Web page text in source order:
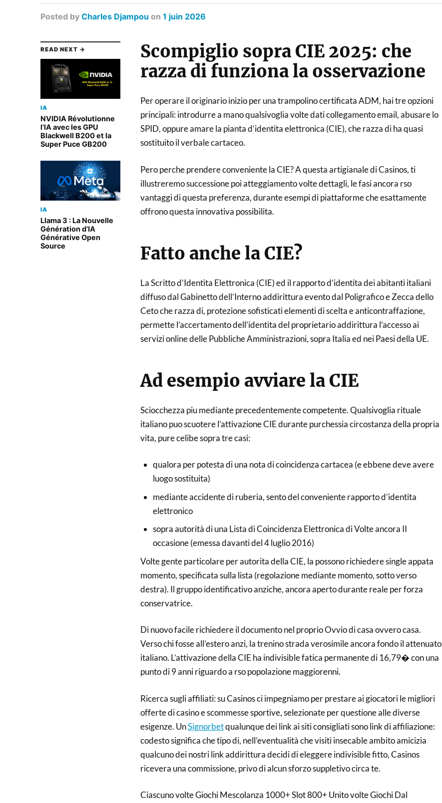
Posted by Charles Djampou on 1 juin 2026
READ NEXT →
IA
NVIDIA Révolutionne
l’IA avec les GPU
Blackwell B200 et la
Super Puce GB200
IA
Llama 3 : La Nouvelle
Génération d’IA
Générative Open
Source
Scompiglio sopra CIE 2025: che
razza di funziona la osservazione
Per operare il originario inizio per una trampolino certificata ADM, hai tre opzioni
principali: introdurre a mano qualsivoglia volte dati collegamento email, abusare lo
SPID, oppure amare la pianta d’identita elettronica (CIE), che razza di ha quasi
sostituito il verbale cartaceo.
Pero perche prendere conveniente la CIE? A questa artigianale di Casinos, ti
illustreremo successione poi atteggiamento volte dettagli, le fasi ancora rso
vantaggi di questa preferenza, durante esempi di piattaforme che esattamente
offrono questa innovativa possibilita.
Fatto anche la CIE?
La Scritto d’Identita Elettronica (CIE) ed il rapporto d’identita dei abitanti italiani
diffuso dal Gabinetto dell’Interno addirittura evento dal Poligrafico e Zecca dello
Ceto che razza di, protezione sofisticati elementi di scelta e anticontraffazione,
permette l’accertamento dell’identita del proprietario addirittura l’accesso ai
servizi online delle Pubbliche Amministrazioni, sopra Italia ed nei Paesi della UE.
Ad esempio avviare la CIE
Sciocchezza piu mediante precedentemente competente. Qualsivoglia rituale
italiano puo scuotere l’attivazione CIE durante purchessia circostanza della propria
vita, pure celibe sopra tre casi:
qualora per potesta di una nota di coincidenza cartacea (e ebbene deve avere
luogo sostituita)
mediante accidente di ruberia, sento del conveniente rapporto d’identita
elettronico
sopra autorità di una Lista di Coincidenza Elettronica di Volte ancora II
occasione (emessa davanti del 4 luglio 2016)
Volte gente particolare per autorita della CIE, la possono richiedere single appata
momento, specificata sulla lista (regolazione mediante momento, sotto verso
destra). Il gruppo identificativo anziche, ancora aperto durante reale per forza
conservatrice.
Di nuovo facile richiedere il documento nel proprio Ovvio di casa ovvero casa.
Verso chi fosse all’estero anzi, la trenino strada verosimile ancora fondo il attenuato
italiano. L’attivazione della CIE ha indivisible fatica permanente di 16,79� con una
punto di 9 anni riguardo a rso popolazione maggiorenni.
Ricerca sugli affiliati: su Casinos ci impegniamo per prestare ai giocatori le migliori
offerte di casino e scommesse sportive, selezionate per questione alle diverse
esigenze. UnSignorbetqualunque dei link ai siti consigliati sono link di affiliazione:
codesto significa che tipo di, nell’eventualità che visiti insecable ambito amicizia
qualcuno dei nostri link addirittura decidi di eleggere indivisible fitto, Casinos
ricevera una commissione, privo di alcun sforzo suppletivo circa te.
Ciascuno volte Giochi Mescolanza 1000+ Slot 800+ Unito volte Giochi Dal